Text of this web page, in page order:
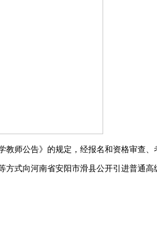
师公告》的规定，经报名和资格审查
式向河南省安阳市滑县公开引进普通高